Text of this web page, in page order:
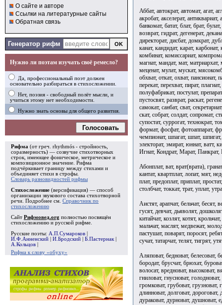
О сайте и авторе
Ссылки на литературные сайты
Обратная связь
Генератор рифм
Нужно ли поэтам изучать своё ремесло?
Да, профессиональный поэт должен
основательно разбираться в стихосложении.
Нет, поэзия - свободный полёт мысли, и
учиться этому нет необходимости.
Нужно знать основы для общего развития.
Голосовать
Рифма (от греч. rhythmós - стройность,
соразмерность) — созвучие стихотворных
строк, имеющее фоническое, метрическое и
композиционное значение. Рифма
подчёркивает границу между стихами и
объединяет стихи в строфы
Словарь разновидностей рифмы
Стихосложение (версификация) — способ
организации звукового состава стихотворной
речи. Подробнее см. Справочник по
стихосложению
Сайт Рифмовед.org полностью посвящён
стихосложению и русской рифме.
Русские поэты: А.П.Сумароков
И.Ф.Анненский
И.Бродский Б.Пастернак
А.Кольцов
Рифма к слову «обуху»
Аббат, автократ, автомат, агат,
акробат, акселерат, антиквариат,
банкомат, батат, блат, брат,
возврат, гидрат, дегенерат,
директорат, дисбат, домкрат,
канат, кандидат, карат,
комбинат, комиссариат,
магнат, мандат, мат,
меценат, мулат, мускат,
обхват, откат, охват, пансионат,
перекат, перехват, пират,
полуфабрикат, постулат,
пустосвят, разврат, раскат,
самокат, санбат, сват,
скат, собрат, солдат, сопромат,
супостат, суррогат, технократ,
формат, фосфат, фотоаппарат,
чемпионат, шпагат, шпат,
электорат, эмират, юннат, ватт,
Игнат, Кондрат, Марат,
Абонплат, ват, врат(врата),
кантат, квартплат, лопат, мят,
плат, предоплат, приплат,
столбчат, токкат, трат, уплат,
Аистят, арапчат, бельчат, бесят,
гусят, девчат, дьяволят,
китайчат, козлят, котят,
мальчат, маслят, медвежат,
пастушат, поварят, поросят,
сучат, татарчат, телят, тигрят,
Аляповат, бедноват, белесоват,
бородат, брусчат, брюхат,
волосат, вредноват, высоковат,
гниловат, гнусноват,
громковат, грубоват, грузноват,
длинноват, долговат,
дураковат, дурноват, душноват,